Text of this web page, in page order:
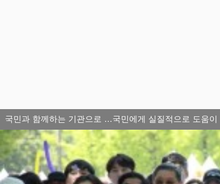
국민과 함께하는 기관으로 …국민에게 실질적으로 도움이